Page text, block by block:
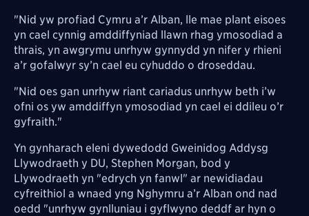
"Nid yw profiad Cymru a’r Alban, lle mae plant eisoes
yn cael cynnig amddiffyniad llawn rhag ymosodiad a
thrais, yn awgrymu unrhyw gynnydd yn nifer y rhieni
a’r gofalwyr sy’n cael eu cyhuddo o droseddau.
"Nid oes gan unrhyw riant cariadus unrhyw beth i’w
ofni os yw amddiffyn ymosodiad yn cael ei ddileu o’r
gyfraith."
Yn gynharach eleni dywedodd Gweinidog Addysg
Llywodraeth y DU, Stephen Morgan, bod y
Llywodraeth yn "edrych yn fanwl" ar newidiadau
cyfreithiol a wnaed yng Nghymru a’r Alban ond nad
oedd "unrhyw gynlluniau i gyflwyno deddf ar hyn o